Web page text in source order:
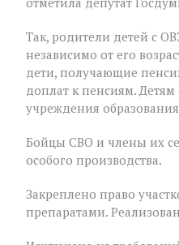
Так, родители детей с
независимо от его
дети, получающие
доплат к пенсиям.
учреждения
Бойцы СВО и члены их
особого производства.
Закреплено право
препаратами.